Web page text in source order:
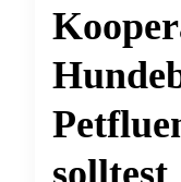
solltest